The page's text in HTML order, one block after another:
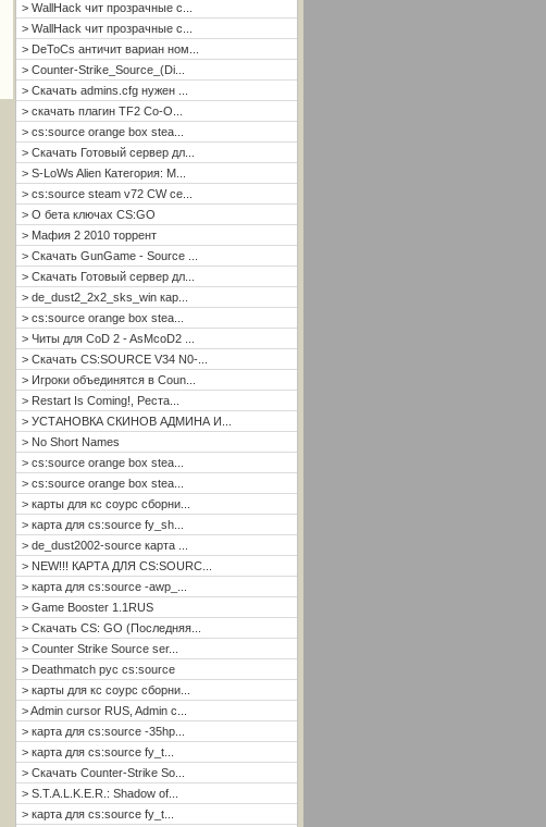
> WallHack чит прозрачные с...
> WallHack чит прозрачные с...
> DeToCs античит вариан ном...
> Counter-Strike_Source_(Di...
> Скачать admins.cfg нужен ...
> скачать плагин TF2 Co-O...
> cs:source orange box stea...
> Скачать Готовый сервер дл...
> S-LoWs Alien Категория: М...
> cs:source steam v72 CW се...
> О бета ключах CS:GO
> Мафия 2 2010 торрент
> Скачать GunGame - Source ...
> Скачать Готовый сервер дл...
> de_dust2_2x2_sks_win кар...
> cs:source orange box stea...
> Читы для CoD 2 - AsMcoD2 ...
> Скачать CS:SOURCE V34 N0-...
> Игроки объединятся в Coun...
> Restart Is Coming!, Реста...
> УСТАНОВКА СКИНОВ АДМИНА И...
> No Short Names
> cs:source orange box stea...
> cs:source orange box stea...
> карты для кс соурс сборни...
> карта для cs:source fy_sh...
> de_dust2002-source карта ...
> NEW!!! КАРТА ДЛЯ CS:SOURC...
> карта для cs:source -awp_...
> Game Booster 1.1RUS
> Скачать CS: GO (Последняя...
> Counter Strike Source ser...
> Deathmatch рус cs:source
> карты для кс соурс сборни...
> Admin cursor RUS, Admin c...
> карта для cs:source -35hp...
> карта для cs:source fy_t...
> Скачать Counter-Strike So...
> S.T.A.L.K.E.R.: Shadow of...
> карта для cs:source fy_t...